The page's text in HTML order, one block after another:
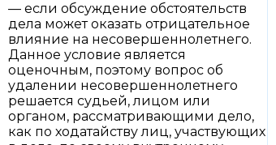
— если обсуждение обстоятельств
дела может оказать отрицательное
влияние на несовершеннолетнего.
Данное условие является
оценочным, поэтому вопрос об
удалении несовершеннолетнего
решается судьей, лицом или
органом, рассматривающими дело,
как по ходатайству лиц, участвующих